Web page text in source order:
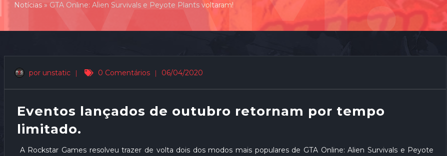
Notícias » GTA Online: Alien Survivals e Peyote Plants voltaram!
por unstatic | 0 Comentários | 06/04/2020
Eventos lançados de outubro retornam por tempo
limitado.
A Rockstar Games resolveu trazer de volta dois dos modos mais populares de GTA Online: Alien Survivals e Peyote